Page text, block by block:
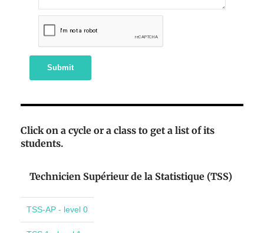
Submit
Click on a cycle or a class to get a list of its
students.
Technicien Supérieur de la Statistique (TSS)
TSS-AP - level 0